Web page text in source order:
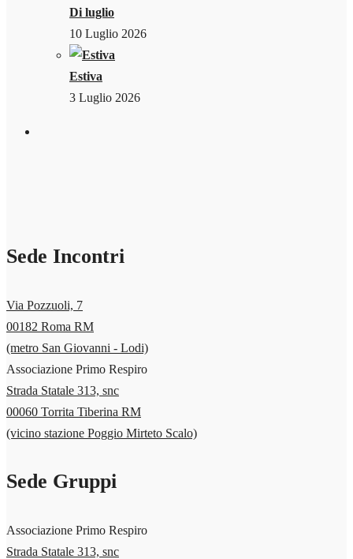
Di luglio
10 Luglio 2026
Estiva
3 Luglio 2026
Sede Incontri
Via Pozzuoli, 7
00182 Roma RM
(metro San Giovanni - Lodi)
Associazione Primo Respiro
Strada Statale 313, snc
00060 Torrita Tiberina RM
(vicino stazione Poggio Mirteto Scalo)
Sede Gruppi
Associazione Primo Respiro
Strada Statale 313, snc